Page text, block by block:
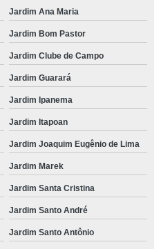
Jardim Ana Maria
Jardim Bom Pastor
Jardim Clube de Campo
Jardim Guarará
Jardim Ipanema
Jardim Itapoan
Jardim Joaquim Eugênio de Lima
Jardim Marek
Jardim Santa Cristina
Jardim Santo André
Jardim Santo Antônio